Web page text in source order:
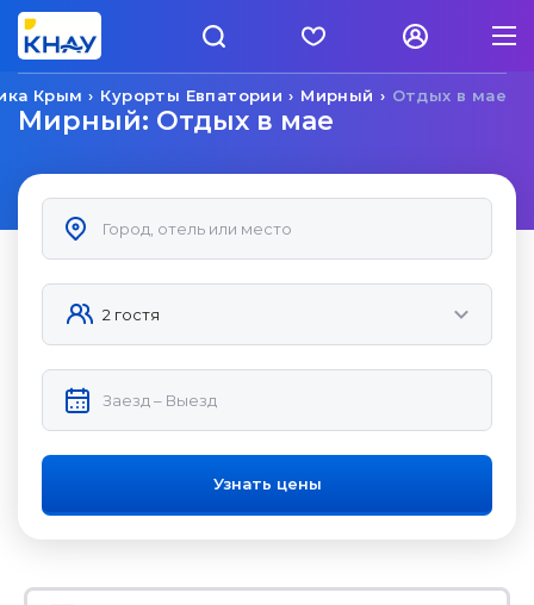
Отдых в мае
Мирный
Курорты Евпатории
Крым
Мирный: Отдых в мае
Узнать цены